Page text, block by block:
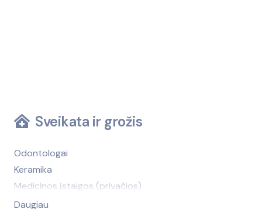
Sveikata ir grožis
Odontologai
Keramika
Medicinos įstaigos (privačios)
Medicinos įstaigos (viešosios)
Daugiau